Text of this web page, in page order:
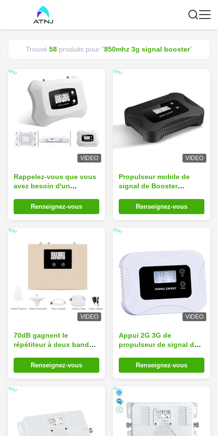
Trouvé 58 produits pour "850mhz 3g signal booster"
VIDEO
Rappelez-vous que vous
avez besoin d'un
3G de 850 MHz pour
téléphone cellulaire avec
configuration faciles
Renseignez-vous
VIDEO
Propulseur mobile de
signal de Booster
Celula 3G de réseau
Renseignez-vous
VIDEO
70dB gagnent le
répétiteur à deux bandes
1900MHz du signal 3G
Renseignez-vous
VIDEO
Appui 2G 3G de
propulseur de signal de
appelle le réseau en
phonie
Renseignez-vous